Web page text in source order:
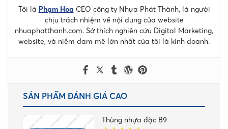
Tôi là Phạm Hoa CEO công ty Nhựa Phát Thành, là người
chịu trách nhiệm về nội dung của website
nhuaphatthanh.com. Sở thích nghiên cứu Digital Marketing,
website, và niềm đam mê lớn nhất của tôi là kinh doanh.
SẢN PHẨM ĐÁNH GIÁ CAO
Thùng nhựa đặc B9